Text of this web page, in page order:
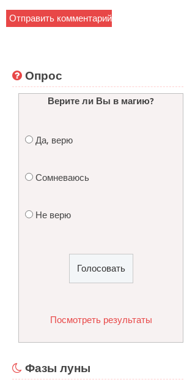
Опрос
Верите ли Вы в магию?
Да, верю
Сомневаюсь
Не верю
Посмотреть результаты
Фазы луны